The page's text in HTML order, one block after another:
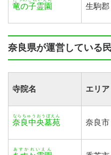
竜の子霊園 生駒郡
奈良県が運営している
寺院名 エリア
奈良中央墓苑
ならちゅうおうぼえん
奈良市
あすかれいえん